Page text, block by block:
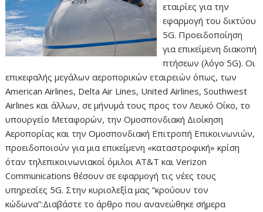
εταιρίες για την
εφαρμογή του δικτύου
5G. Προειδοποίηση
για επικείμενη διακοπή
πτήσεων (λόγο 5G). Οι
επικεφαλής μεγάλων αεροπορικών εταιρειών όπως, των
American Airlines, Delta Air Lines, United Airlines, Southwest
Airlines και άλλων, σε μήνυμά τους προς τον Λευκό Οίκο, το
υπουργείο Μεταφορών, την Ομοσπονδιακή Διοίκηση
Αεροπορίας και την Ομοσπονδιακή Επιτροπή Επικοινωνιών,
προειδοποιούν για μια επικείμενη «καταστροφική» κρίση
όταν τηλεπικοινωνιακοί όμιλοι AT&T και Verizon
Communications θέσουν σε εφαρμογή τις νέες τους
υπηρεσίες 5G. Στην κυριολεξία μας “κρούουν τον
κώδωνα”:Διαβάστε το άρθρο που ανανεώθηκε σήμερα